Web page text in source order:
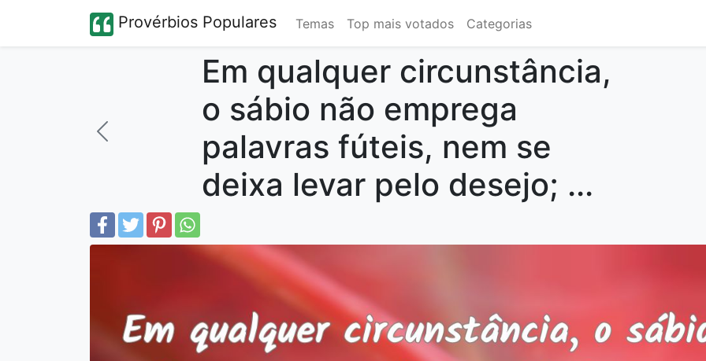
Provérbios Populares Temas Top mais votados Categorias
Em qualquer circunstância,
o sábio não emprega
palavras fúteis, nem se
deixa levar pelo desejo; ...